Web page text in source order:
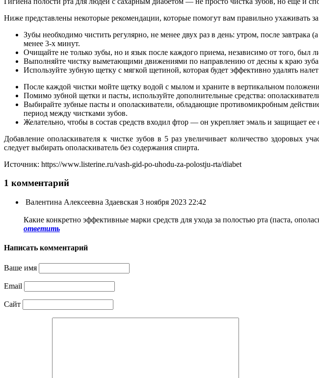
Ниже представлены некоторые рекомендации, которые помогут вам правильно ухаживать
Зубы необходимо чистить регулярно, не менее двух раз в день: утром, после
менее 3-х минут.
Очищайте не только зубы, но и язык после каждого приема, независимо от того, был
Выполняйте чистку выметающими движениями по направлению от десны к краю зуба
Используйте зубную щетку с мягкой щетиной, которая будет эффективно удалять
После каждой чистки мойте щетку водой с мылом и храните в вертикальном
Помимо зубной щетки и пасты, используйте дополнительные средства:
Выбирайте зубные пасты и ополаскиватели, обладающие противомикробным
период между чистками зубов.
Желательно, чтобы в состав средств входил фтор — он укрепляет эмаль и защищает ее
Добавление ополаскивателя к чистке зубов в 5 раз увеличивает количество здоровых
следует выбирать ополаскиватель без содержания спирта.
Источник: https://www.listerine.ru/vash-gid-po-uhodu-za-polostju-rta/diabet
1 комментарий
Валентина Алексеевна Здаевская 3 ноября 2023 22:42
Какие конкретно эффективные марки средств для ухода за полостью рта (паста,
ответить
Написать комментарий
Ваше имя
Email
Сайт